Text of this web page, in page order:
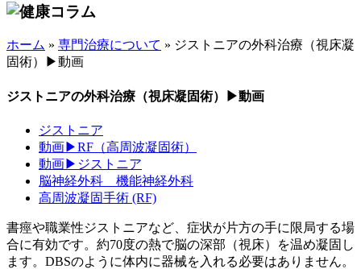
ホーム » 専門治療について » ジストニアの外科治療（視床凝
固術）▶動画
ジストニアの外科治療（視床凝固術）▶動画
ジストニア
動画▶RF（高周波凝固術）
動画▶ジストニア
脳神経外科 機能神経外科
高周波凝固手術 (RF)
書痙や職業性ジストニアなど、症状が片方の手に限局する場
合に有効です。約70度の熱で脳の深部（視床）を温め凝固し
ます。DBSのように体内に器械を入れる必要はありません。